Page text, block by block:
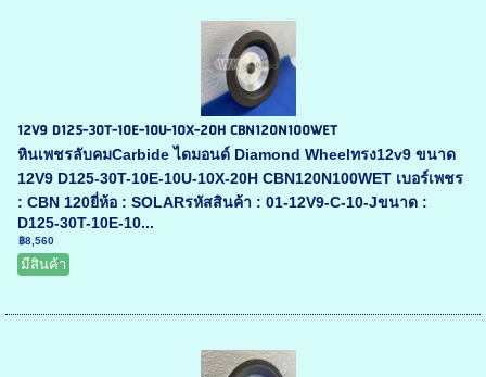
12V9 D125-30T-10E-10U-10X-20H CBN120N100WET
หินเพชรลับคมCarbide ไดมอนด์ Diamond Wheelทรง12v9 ขนาด
12V9 D125-30T-10E-10U-10X-20H CBN120N100WET เบอร์เพชร
: CBN 120ยี่ห้อ : SOLARรหัสสินค้า : 01-12V9-C-10-Jขนาด :
D125-30T-10E-10...
฿8,560
มีสินค้า